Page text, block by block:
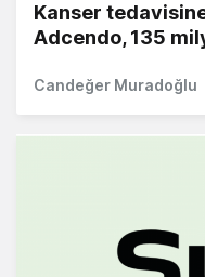
Kanser
Adcendo, 135
Candeğer Muradoğlu